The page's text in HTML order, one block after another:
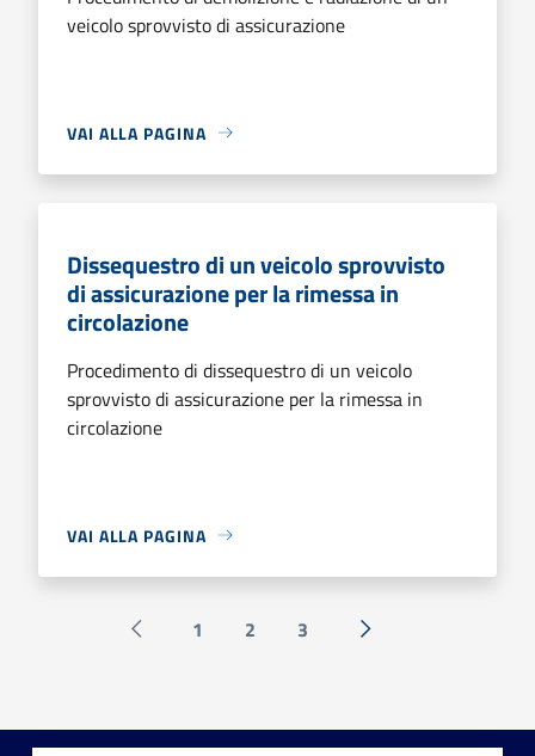
veicolo sprovvisto di assicurazione
VAI ALLA PAGINA
Dissequestro di un veicolo sprovvisto
di assicurazione per la rimessa in
circolazione
Procedimento di dissequestro di un veicolo
sprovvisto di assicurazione per la rimessa in
circolazione
VAI ALLA PAGINA
Pagina precedente
1 2 3 Successiva »